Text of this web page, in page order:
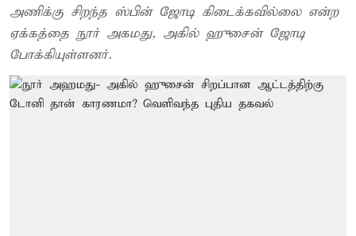
அணிக்கு சிறந்த ஸ்பின் ஜோடி கிடைக்கவில்லை என்ற
ஏக்கத்தை நூர் அகமது, அகில் ஹுசைன் ஜோடி
போக்கியுள்ளனர்.